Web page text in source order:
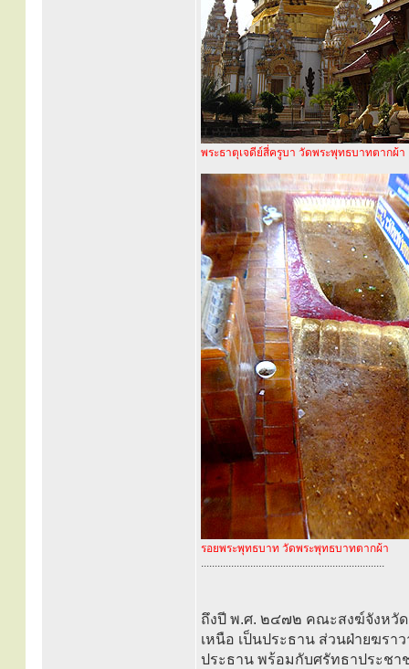
พระธาตุเจดีย์สี่ครูบา วัดพระพุทธบาทตากผ้า
รอยพระพุทธบาท วัดพระพุทธบาทตากผ้า
...................................................................
ถึงปี พ.ศ. ๒๔๗๒ คณะสงฆ์จังหวั
เหนือ เป็นประธาน ส่วนฝ่ายฆรา
ประธาน พร้อมกับศรัทธาประช